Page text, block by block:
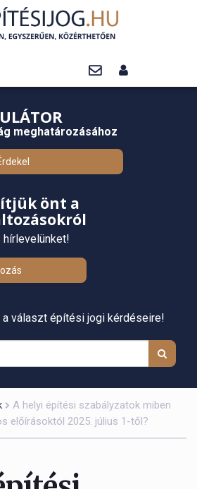
meghatározásához
önt a
hírlevelünket!
a választ építési jogi kérdéseire!
A helyi építési szabályzatok miben
előírásoktól 2025. július 1-től?